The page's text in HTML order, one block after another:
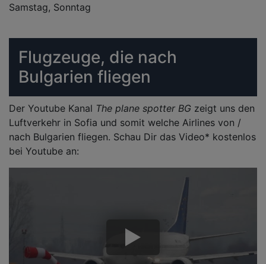
Samstag, Sonntag
Flugzeuge, die nach
Bulgarien fliegen
Der Youtube Kanal The plane spotter BG zeigt uns den
Luftverkehr in Sofia und somit welche Airlines von /
nach Bulgarien fliegen. Schau Dir das Video* kostenlos
bei Youtube an: